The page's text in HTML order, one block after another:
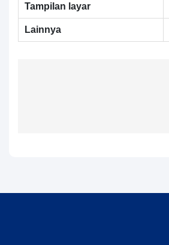
Tampilan layar
Lainnya